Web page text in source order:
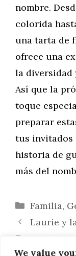
We value
nombre.
colorida
una tarta de
ofrece una
la diversidad
Así que la
toque
preparar
tus invitados
historia de
más del
Familia,
Laurie y
Encuentra su